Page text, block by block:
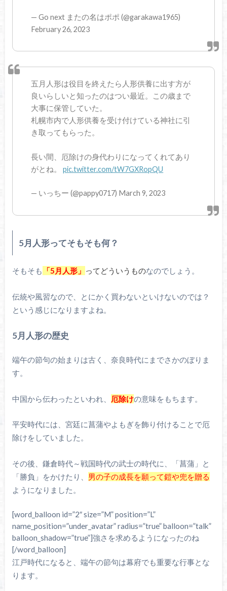
— Go next またの名はポポ (@garakawa1965)
February 26, 2023
五月人形は役目を終えたら人形供養に出す方が
良いらしいと知ったのはつい最近。この歳まで
大事に保管していた。
札幌市内で人形供養を受け付けている神社に引
き取ってもらった。
長い間、厄除けの身代わりになってくれてあり
がとね。pic.twitter.com/tW7GXRopQU
— いっちー (@pappy0717) March 9, 2023
5月人形ってそもそも何？
そもそも 「5月人形」 ってどういうものなのでしょう。
伝統や風習なので、とにかく買わないといけないのでは？
という感じになりますよね。
5月人形の歴史
端午の節句の始まりは古く、奈良時代にまでさかのぼりま
す。
中国から伝わったといわれ、 厄除けの意味をもちます。
平安時代には、宮廷に菖蒲やよもぎを飾り付けることで厄
除けをしていました。
その後、鎌倉時代～戦国時代の武士の時代に、「菖蒲」と
「勝負」をかけたり、 男の子の成長を願って鎧や兜を贈る
ようになりました。
[word_balloon id=”2″ size=”M” position=”L”
name_position=”under_avatar” radius=”true” balloon=”talk”
balloon_shadow=”true”]強さを求めるようになったのね
[/word_balloon]
江戸時代になると、端午の節句は幕府でも重要な行事とな
ります。